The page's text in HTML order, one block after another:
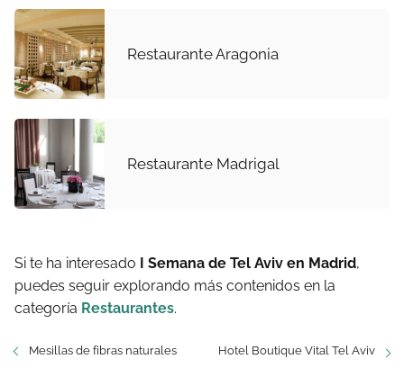
Restaurante Aragonia
Restaurante Madrigal
Si te ha interesado I Semana de Tel Aviv en Madrid,
puedes seguir explorando más contenidos en la
categoría Restaurantes.
Mesillas de fibras naturales Hotel Boutique Vital Tel Aviv